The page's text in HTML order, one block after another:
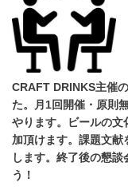
CRAFT DRINKS主催
た。
月1回開催・原則
やります。
ビールの文
加頂けます。 課題文献
します。 終了後の懇談
う！